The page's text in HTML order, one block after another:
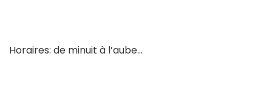
Horaires: de minuit à l’aube...